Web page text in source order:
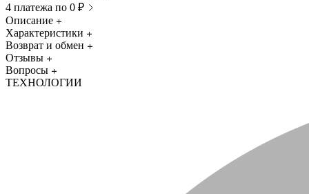
4 платежа по 0 ₽
Описание
Характеристики
Возврат и обмен
Отзывы
Вопросы
ТЕХНОЛОГИИ